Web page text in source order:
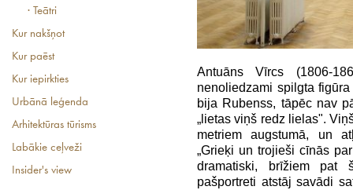
· Teātri
Kur nakšņot
Kur paēst
Kur iepirkties
Urbānā leģenda
Arhitektūras tūrisms
Labākie ceļveži
Insider's view
Antuāns Vīrcs (1806-
nenoliedzami spilgta
bija Rubenss, tāpēc nav
„lietas viņš redz lielas".
metriem augstumā, un
„Grieķi un trojieši cīnās
dramatiski, brīžiem pat
pašportreti atstāj savādi